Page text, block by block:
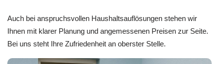
Auch bei anspruchsvollen Haushaltsauflösungen stehen wir
Ihnen mit klarer Planung und angemessenen Preisen zur Seite.
Bei uns steht Ihre Zufriedenheit an oberster Stelle.